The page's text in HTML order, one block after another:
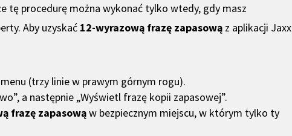
tę procedurę można wykonać tylko wtedy, gdy masz
Aby uzyskać 12-wyrazową frazę zapasową z aplikacji Jaxx
(trzy linie w prawym górnym rogu).
a następnie „Wyświetl frazę kopii zapasowej”.
frazę zapasowąw bezpiecznym miejscu, w którym tylko ty